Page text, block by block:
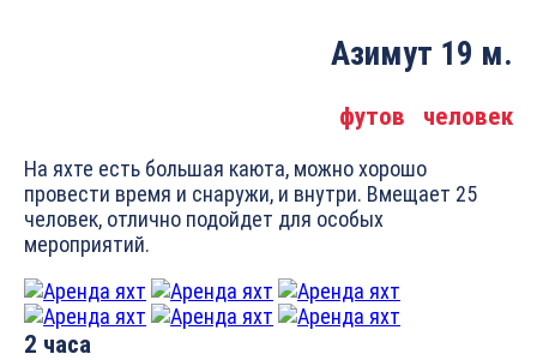
Азимут 19 м.
футов человек
На яхте есть большая каюта, можно хорошо
провести время и снаружи, и внутри. Вмещает 25
человек, отлично подойдет для особых
мероприятий.
2 часа